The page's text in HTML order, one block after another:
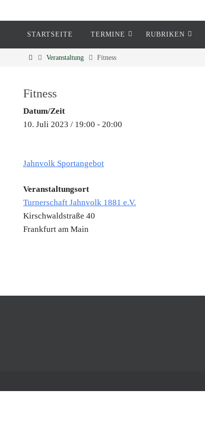
Eckenheim
STARTSEITE TERMINE RUBRIKEN
Veranstaltung Fitness
Fitness
Datum/Zeit
10. Juli 2023 / 19:00 - 20:00
Jahnvolk Sportangebot
Veranstaltungsort
Turnerschaft Jahnvolk 1881 e.V.
Kirschwaldstraße 40
Frankfurt am Main